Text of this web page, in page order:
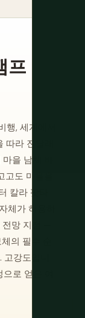
프
, 세계에서
라 진달래
을 남체 바
도 마을을
칼라 팟타
가 허용하
망 지점 —
의 필수 순
강도입니
로 얻은 여